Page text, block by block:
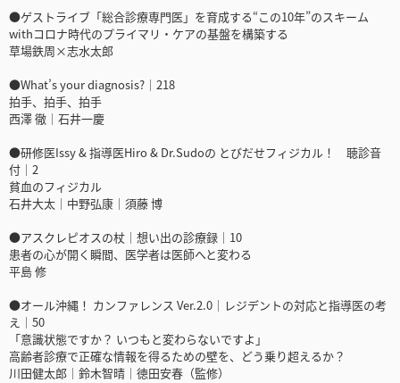
●ゲストライブ「総合診療専門医」を育成する“この10年”のスキーム
withコロナ時代のプライマリ・ケアの基盤を構築する
草場鉄周×志水太郎
●What’s your diagnosis?｜218
拍手、拍手、拍手
西澤 徹｜石井一慶
●研修医Issy & 指導医Hiro & Dr.Sudoの とびだせフィジカル！ 聴診音
付｜2
貧血のフィジカル
石井大太｜中野弘康｜須藤 博
●アスクレピオスの杖｜想い出の診療録｜10
患者の心が開く瞬間、医学者は医師へと変わる
平島 修
●オール沖縄！ カンファレンス Ver.2.0｜レジデントの対応と指導医の考
え｜50
「意識状態ですか？ いつもと変わらないですよ」
高齢者診療で正確な情報を得るための壁を、どう乗り超えるか？
川田健太郎｜鈴木智晴｜徳田安春（監修）